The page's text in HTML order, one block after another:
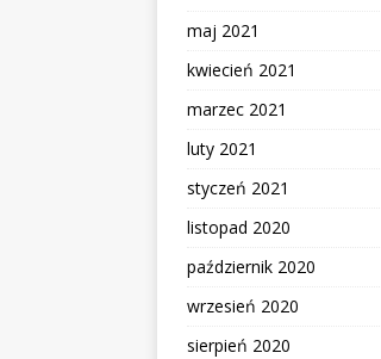
maj 2021
kwiecień 2021
marzec 2021
luty 2021
styczeń 2021
listopad 2020
październik 2020
wrzesień 2020
sierpień 2020